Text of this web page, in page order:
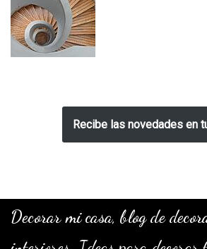
Recibe las novedades en
Decorar mi casa, blog de